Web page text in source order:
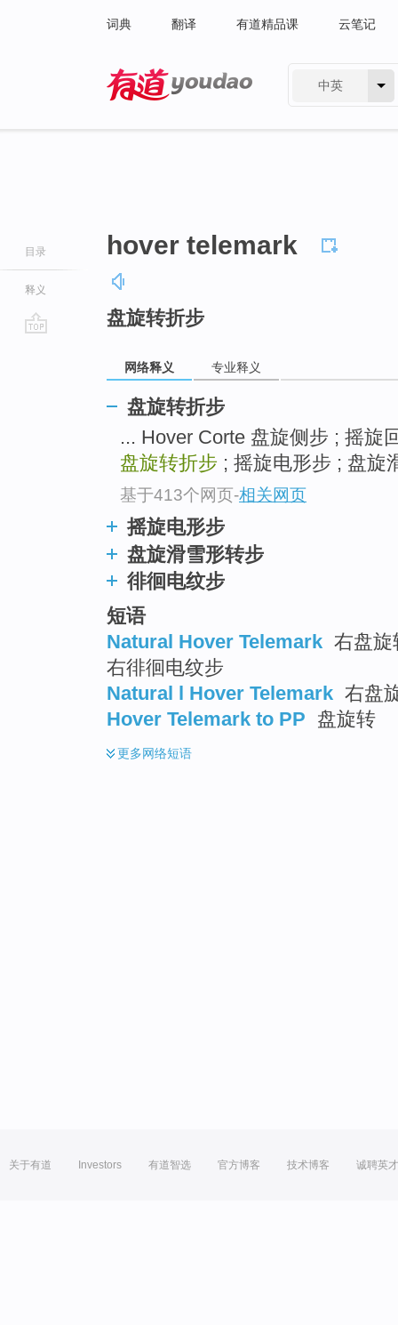
词典 翻译 有道精品课 云笔记
中英
目录
释义
hover telemark
盘旋转折步
网络释义 专业释义
盘旋转折步
... Hover Corte 盘旋侧步 ; 摇旋
盘旋转折步 ; 摇旋电形步 ; 盘旋
基于413个网页-相关网页
摇旋电形步
盘旋滑雪形转步
徘徊电纹步
短语
Natural Hover Telemark 右盘旋
右徘徊电纹步
Natural l Hover Telemark 右盘
Hover Telemark to PP 盘旋转
更多网络短语
关于有道 Investors 有道智选 官方博客 技术博客 诚聘英才